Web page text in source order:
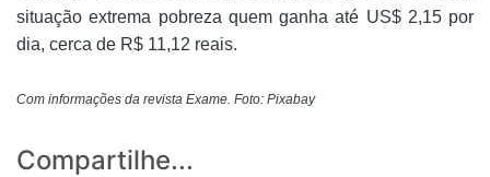
situação extrema pobreza quem ganha até US$ 2,15 por
dia, cerca de R$ 11,12 reais.
Com informações da revista Exame. Foto: Pixabay
Compartilhe...